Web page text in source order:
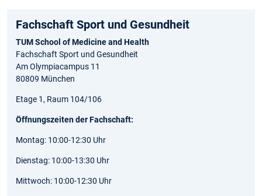
Fachschaft Sport und Gesundheit
TUM School of Medicine and Health
Fachschaft Sport und Gesundheit
Am Olympiacampus 11
80809 München
Etage 1, Raum 104/106
Öffnungszeiten der Fachschaft:
Montag: 10:00-12:30 Uhr
Dienstag: 10:00-13:30 Uhr
Mittwoch: 10:00-12:30 Uhr